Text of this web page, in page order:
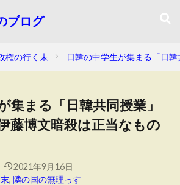
ブログ
権の行く末 日韓の中学生が集まる「日
集まる「日韓共同授業」
藤博文暗殺は正当なもの
2021年9月16日
, 隣の国の無理っす